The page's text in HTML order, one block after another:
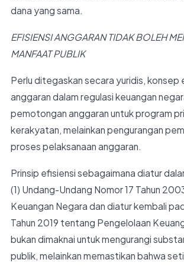
dana yang sama.
EFISIENSI ANGGARAN TIDAK BOLEH
MANFAAT PUBLIK
Perlu ditegaskan secara yuridis, konsep
anggaran dalam regulasi keuangan
pemotongan anggaran untuk program
kerakyatan, melainkan pengurangan
proses pelaksanaan anggaran.
Prinsip efisiensi sebagaimana diatur
(1) Undang-Undang Nomor 17 Tahun
Keuangan Negara dan diatur kembali
Tahun 2019 tentang Pengelolaan
bukan dimaknai untuk mengurangi
publik, melainkan memastikan bahwa